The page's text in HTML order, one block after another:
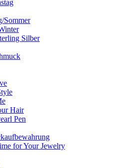
Sommer
Silber
Hair
Pen
for Your Jewelry